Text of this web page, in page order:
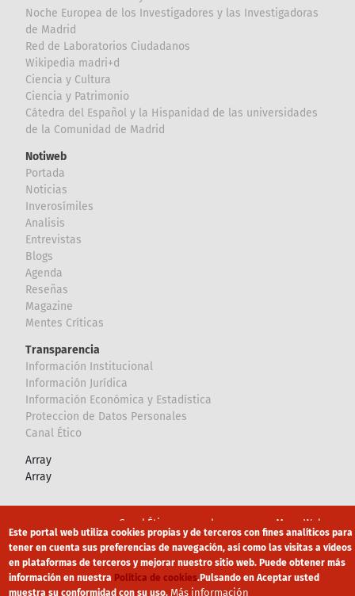
Noche Europea de los Investigadores y las Investigadoras
de Madrid
Red de Laboratorios Ciudadanos
Wikipedia madri+d
Ciencia y Cultura
Ciencia y Patrimonio
Cátedra del Español y la Hispanidad de las universidades
de la Comunidad de Madrid
Notiweb
Portada
Noticias
Inverosímiles
Analisis
Entrevistas
Blogs
Agenda
Reseñas
Magazine
Mentes Críticas
Transparencia
Información Institucional
Información Jurídica
Información Económica y Estadística
Proteccion de Datos Personales
Canal Ético
Array
Array
Canal Ético eduroam Mapa Web
Política privacidad Política de cookies Aviso legal
Este portal web utiliza cookies propias y de terceros con fines analíticos para
tener en cuenta sus preferencias de navegación, así como las visitas a vídeos
en plataformas de terceros y mejorar nuestro sitio web. Puede obtener más
información en nuestra Política de cookies.Pulsando en Aceptar usted
muestra su conformidad con su uso. Más información